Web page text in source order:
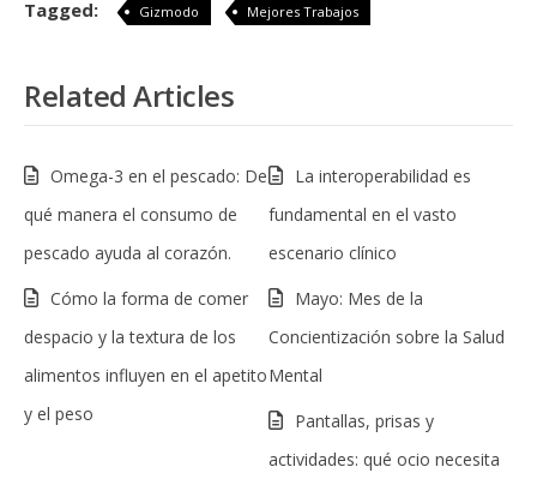
Tagged: Gizmodo Mejores Trabajos
Related Articles
Omega-3 en el pescado: De
qué manera el consumo de
pescado ayuda al corazón.
La interoperabilidad es
fundamental en el vasto
escenario clínico
Cómo la forma de comer
despacio y la textura de los
alimentos influyen en el apetito
y el peso
Mayo: Mes de la
Concientización sobre la Salud
Mental
Pantallas, prisas y
actividades: qué ocio necesita